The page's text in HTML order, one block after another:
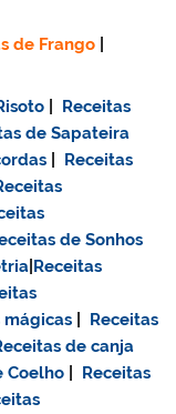
de Frango
Receitas
de Sapateira
Receitas
de Sonhos
Receitas
mágicas
Receitas
de canja
Coelho
Receitas